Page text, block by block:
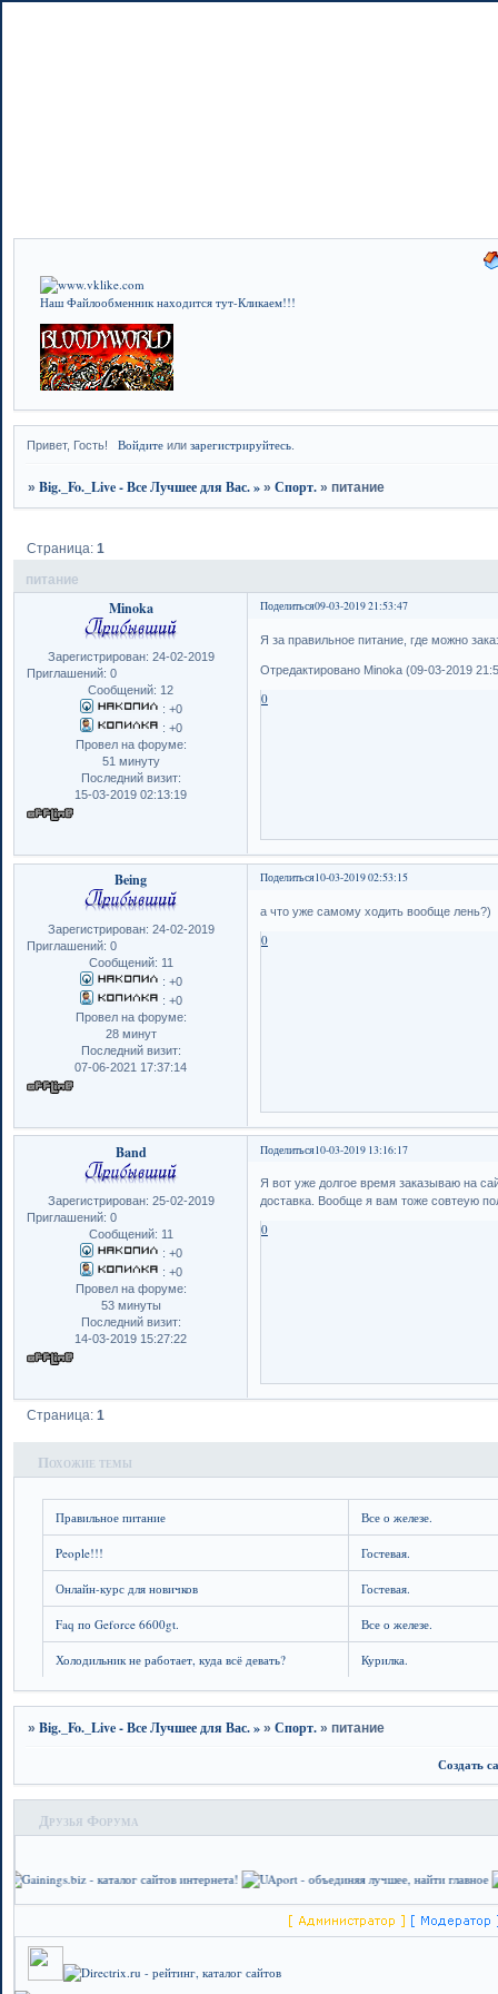
Наш Файлообменник находится тут-Кликаем!!!
Привет, Гость! Войдитеили зарегистрируйтесь.
»Big._Fo._Live - Все Лучшее для Вас. » »Спорт. »питание
питание
Страница:1
Поделиться09-03-2019 21:53:47
Minoka
Зарегистрирован: 24-02-2019
Приглашений: 0
Сообщений: 12
: +0
: +0
Провел на форуме:
51 минуту
Последний визит:
15-03-2019 02:13:19
Я за правильное питание, где можно
Отредактировано Minoka (09-03-2019
0
Поделиться10-03-2019 02:53:15
Being
Зарегистрирован: 24-02-2019
Приглашений: 0
Сообщений: 11
: +0
: +0
Провел на форуме:
28 минут
Последний визит:
07-06-2021 17:37:14
а что уже самому ходить вообще лень?)
0
Поделиться10-03-2019 13:16:17
Band
Зарегистрирован: 25-02-2019
Приглашений: 0
Сообщений: 11
: +0
: +0
Провел на форуме:
53 минуты
Последний визит:
14-03-2019 15:27:22
Я вот уже долгое время заказываю на
доставка. Вообще я вам тоже совтеую
0
Страница:1
Похожие темы
Правильное питание Все о железе.
People!!! Гостевая.
Онлайн-курс для новичков Гостевая.
Faq по Geforce 6600gt. Все о железе.
Холодильник не работает, куда всё девать? Курилка.
»Big._Fo._Live - Все Лучшее для Вас. » »Спорт. »питание
Создать
Друзья Форума